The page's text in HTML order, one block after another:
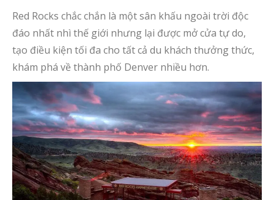
Red Rocks chắc chắn là một sân khấu ngoài trời độc
đáo nhất nhì thế giới nhưng lại được mở cửa tự do,
tạo điều kiện tối đa cho tất cả du khách thưởng thức,
khám phá về thành phố Denver nhiều hơn.